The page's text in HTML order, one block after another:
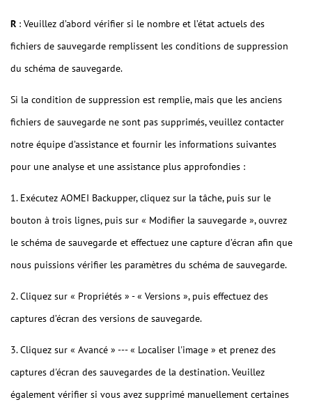
R : Veuillez d’abord vérifier si le nombre et l’état actuels des
fichiers de sauvegarde remplissent les conditions de suppression
du schéma de sauvegarde.
Si la condition de suppression est remplie, mais que les anciens
fichiers de sauvegarde ne sont pas supprimés, veuillez contacter
notre équipe d’assistance et fournir les informations suivantes
pour une analyse et une assistance plus approfondies :
1. Exécutez AOMEI Backupper, cliquez sur la tâche, puis sur le
bouton à trois lignes, puis sur « Modifier la sauvegarde », ouvrez
le schéma de sauvegarde et effectuez une capture d’écran afin que
nous puissions vérifier les paramètres du schéma de sauvegarde.
2. Cliquez sur « Propriétés » - « Versions », puis effectuez des
captures d’écran des versions de sauvegarde.
3. Cliquez sur « Avancé » --- « Localiser l'image » et prenez des
captures d'écran des sauvegardes de la destination. Veuillez
également vérifier si vous avez supprimé manuellement certaines